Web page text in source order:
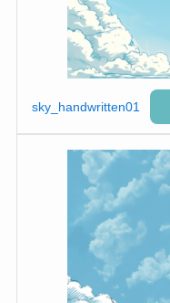
sky_handwritten01